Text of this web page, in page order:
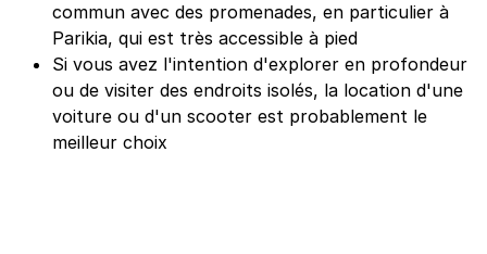
commun avec des promenades, en particulier à
Parikia, qui est très accessible à pied
Si vous avez l'intention d'explorer en profondeur
ou de visiter des endroits isolés, la location d'une
voiture ou d'un scooter est probablement le
meilleur choix